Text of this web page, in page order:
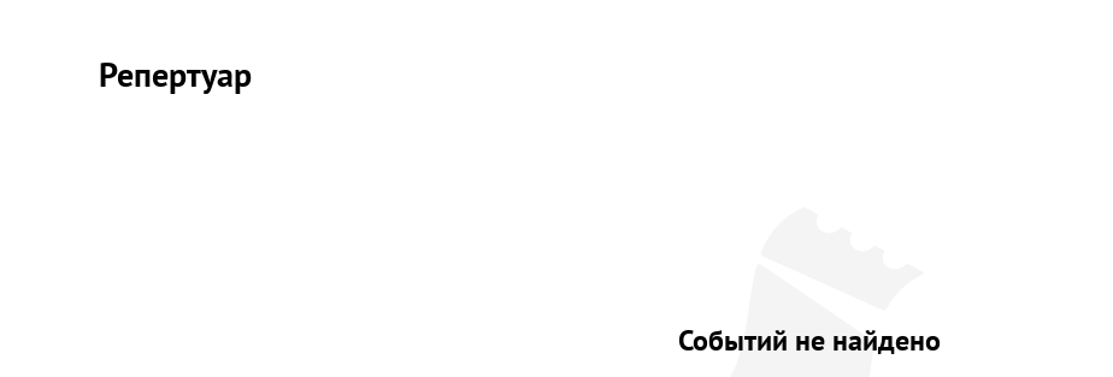
Репертуар
Событий не найдено